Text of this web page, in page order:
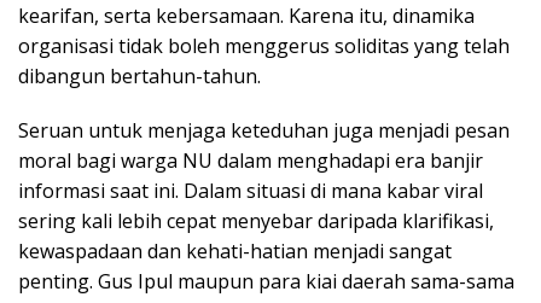
kearifan, serta kebersamaan. Karena itu, dinamika
organisasi tidak boleh menggerus soliditas yang telah
dibangun bertahun-tahun.
Seruan untuk menjaga keteduhan juga menjadi pesan
moral bagi warga NU dalam menghadapi era banjir
informasi saat ini. Dalam situasi di mana kabar viral
sering kali lebih cepat menyebar daripada klarifikasi,
kewaspadaan dan kehati-hatian menjadi sangat
penting. Gus Ipul maupun para kiai daerah sama-sama